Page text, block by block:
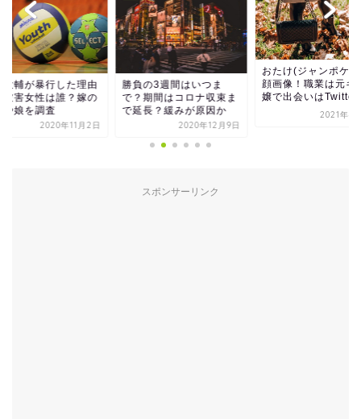
大輔が暴行した理由
被害女性は誰？嫁の
や娘を調査
2020年11月2日
勝負の3週間はいつま
で？期間はコロナ収束ま
で延長？緩みが原因か
2020年12月9日
おたけ(ジャンポケ)
顔画像！職業は元キ
嬢で出会いはTwitter
2021年4
スポンサーリンク